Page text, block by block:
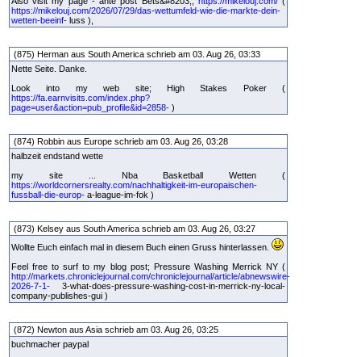
https://mikelouj.com/2026/07/29/das-wettumfeld-wie-die-markte-dein-
wetten-beeinf- luss ),
(875) Herman aus South America schrieb am 03. Aug 26, 03:33
Nette Seite. Danke.
Look into my web site; High Stakes Poker (
https://fa.earnvisits.com/index.php?
page=user&action=pub_profile&id=2858- )
(874) Robbin aus Europe schrieb am 03. Aug 26, 03:28
halbzeit endstand wette
my site ... Nba Basketball Wetten (
https://worldcornersrealty.com/nachhaltigkeit-im-europaischen-
fussball-die-europ- a-league-im-fok )
(873) Kelsey aus South America schrieb am 03. Aug 26, 03:27
Wollte Euch einfach mal in diesem Buch einen Gruss hinterlassen.
Feel free to surf to my blog post; Pressure Washing Merrick NY (
http://markets.chroniclejournal.com/chroniclejournal/article/abnewswire-
2026-7-1- 3-what-does-pressure-washing-cost-in-merrick-ny-local-
company-publishes-gui )
(872) Newton aus Asia schrieb am 03. Aug 26, 03:25
buchmacher paypal